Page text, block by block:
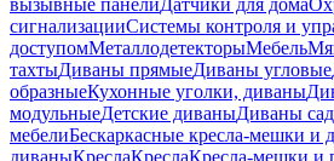
вызывные панелиДатчики для дома
сигнализацииСистемы контроля и
доступомМеталлодетекторыМебель
тахтыДиваны прямыеДиваны угловые
образныеКухонные уголки, диваны
модульныеДетские диваныДиваны
мебелиБескаркасные кресла-мешки и
диваныКреслаКреслаКресла-мешки и